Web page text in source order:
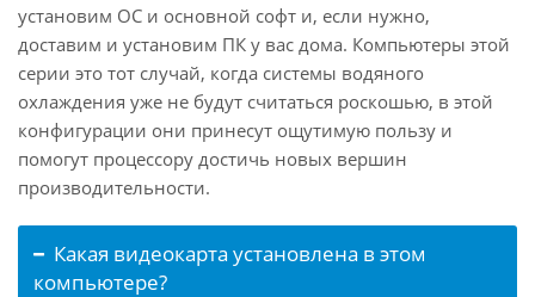
установим ОС и основной софт и, если нужно,
доставим и установим ПК у вас дома. Компьютеры этой
серии это тот случай, когда системы водяного
охлаждения уже не будут считаться роскошью, в этой
конфигурации они принесут ощутимую пользу и
помогут процессору достичь новых вершин
производительности.
Какая видеокарта установлена в этом
компьютере?